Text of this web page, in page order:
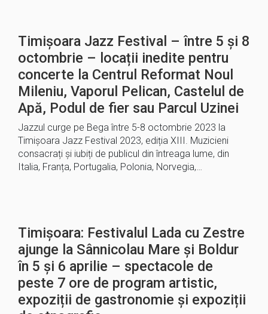
Timișoara Jazz Festival – între 5 și 8
octombrie – locații inedite pentru
concerte la Centrul Reformat Noul
Mileniu, Vaporul Pelican, Castelul de
Apă, Podul de fier sau Parcul Uzinei
Jazzul curge pe Bega între 5-8 octombrie 2023 la
Timișoara Jazz Festival 2023, ediția XIII. Muzicieni
consacrați și iubiți de publicul din întreaga lume, din
Italia, Franța, Portugalia, Polonia, Norvegia,…
Timișoara: Festivalul Lada cu Zestre
ajunge la Sânnicolau Mare și Boldur
în 5 și 6 aprilie – spectacole de
peste 7 ore de program artistic,
expoziții de gastronomie și expoziții